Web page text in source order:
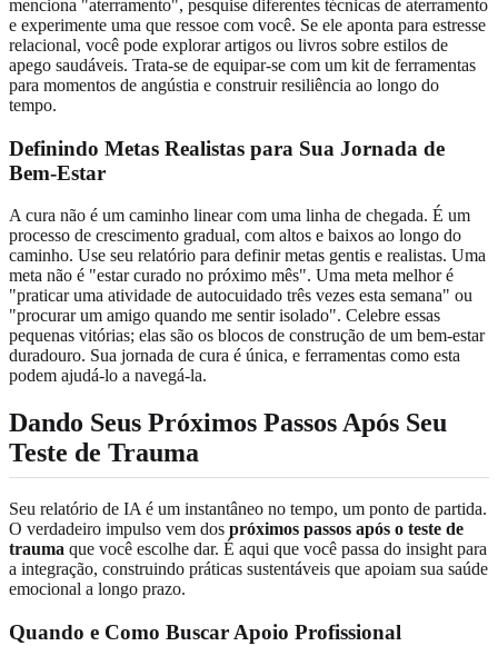
menciona "aterramento", pesquise diferentes técnicas de aterramento
e experimente uma que ressoe com você. Se ele aponta para estresse
relacional, você pode explorar artigos ou livros sobre estilos de
apego saudáveis. Trata-se de equipar-se com um kit de ferramentas
para momentos de angústia e construir resiliência ao longo do
tempo.
Definindo Metas Realistas para Sua Jornada de
Bem-Estar
A cura não é um caminho linear com uma linha de chegada. É um
processo de crescimento gradual, com altos e baixos ao longo do
caminho. Use seu relatório para definir metas gentis e realistas. Uma
meta não é "estar curado no próximo mês". Uma meta melhor é
"praticar uma atividade de autocuidado três vezes esta semana" ou
"procurar um amigo quando me sentir isolado". Celebre essas
pequenas vitórias; elas são os blocos de construção de um bem-estar
duradouro. Sua jornada de cura é única, e ferramentas como esta
podem ajudá-lo a navegá-la.
Dando Seus Próximos Passos Após Seu
Teste de Trauma
Seu relatório de IA é um instantâneo no tempo, um ponto de partida.
O verdadeiro impulso vem dos próximos passos após o teste de
trauma que você escolhe dar. É aqui que você passa do insight para
a integração, construindo práticas sustentáveis que apoiam sua saúde
emocional a longo prazo.
Quando e Como Buscar Apoio Profissional